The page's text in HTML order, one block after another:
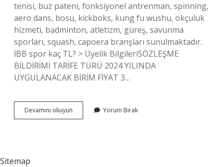
tenisi, buz pateni, fonksiyonel antrenman, spinning,
aero dans, bosu, kickboks, kung fu wushu, okçuluk
hizmeti, badminton, atletizm, güreş, savunma
sporları, squash, capoera branşları sunulmaktadır.
İBB spor kaç TL? > Üyelik BilgileriSÖZLEŞME
BİLDİRİMİ TARİFE TÜRÜ 2024 YILINDA
UYGULANACAK BİRİM FİYAT 3…
Devamını okuyun
Yüzme
Yorum Bırak
Sitemap